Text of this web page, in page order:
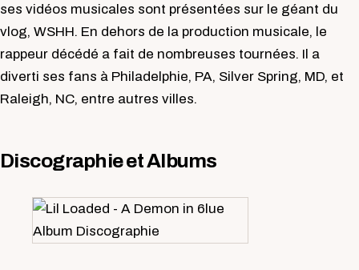
ses vidéos musicales sont présentées sur le géant du
vlog, WSHH. En dehors de la production musicale, le
rappeur décédé a fait de nombreuses tournées. Il a
diverti ses fans à Philadelphie, PA, Silver Spring, MD, et
Raleigh, NC, entre autres villes.
Discographie et Albums